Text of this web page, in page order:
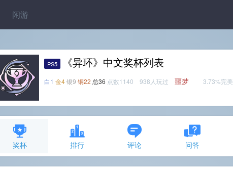
闲游
PS5 《异环》中文奖杯列表
白1 金4银9 铜22 总36 点数1140 938人玩过 噩梦 3.73%完美
奖杯 排行 评论 问答